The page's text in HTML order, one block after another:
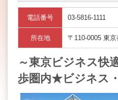
電話番号 03-5816-1111
所在地 〒110-0005 東
～東京ビジネス
歩圏内★ビジネス